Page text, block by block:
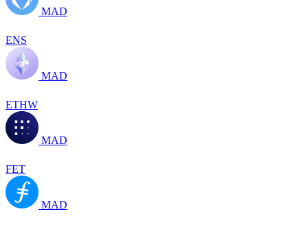
MAD
ENS
MAD
ETHW
MAD
FET
MAD